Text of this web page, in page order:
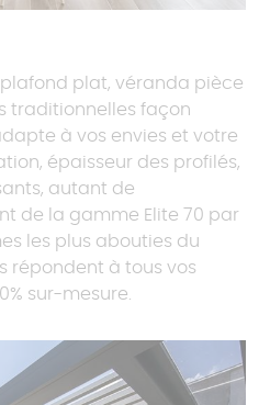
plafond plat, véranda pièce
traditionnelles façon
à vos envies et votre
épaisseur des profilés,
autant de
de la gamme Elite 70 par
les plus abouties du
répondent à tous vos
sur-mesure.